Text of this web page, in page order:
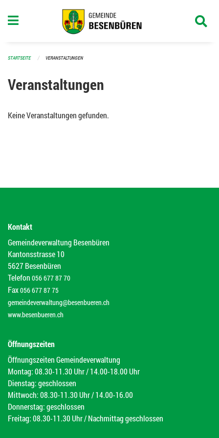
STARTSEITE VERANSTALTUNGEN
Veranstaltungen
Keine Veranstaltungen gefunden.
Kontakt
Gemeindeverwaltung Besenbüren
Kantonsstrasse 10
5627 Besenbüren
Telefon 056 677 87 70
Fax056 677 87 75
gemeindeverwaltung@besenbueren.ch
www.besenbueren.ch
Öffnungszeiten
Öffnungszeiten Gemeindeverwaltung
Montag: 08.30-11.30 Uhr / 14.00-18.00 Uhr
Dienstag: geschlossen
Mittwoch: 08.30-11.30 Uhr / 14.00-16.00
Donnerstag: geschlossen
Freitag: 08.30-11.30 Uhr / Nachmittag geschlossen